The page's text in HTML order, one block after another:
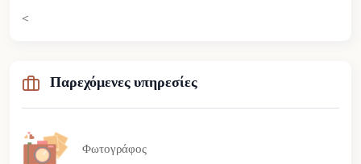
<
Παρεχόμενες υπηρεσίες
Φωτογράφος